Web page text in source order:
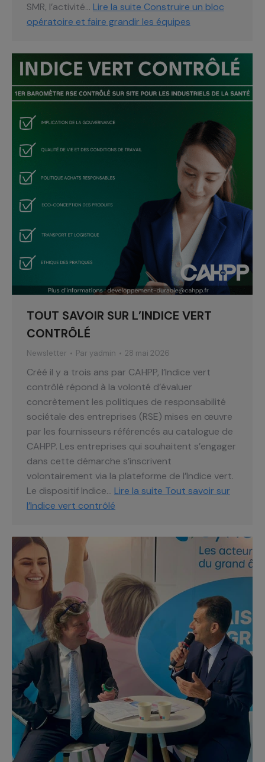
SMR, l’activité… Lire la suite Construire un bloc
opératoire et faire grandir les équipes
TOUT SAVOIR SUR L’INDICE VERT
CONTRÔLÉ
Newsletter Par yadmin 28 mai 2026
Créé il y a trois ans par CAHPP, l’Indice vert
contrôlé répond à la volonté d’évaluer
concrètement les politiques de responsabilité
sociétale des entreprises (RSE) mises en œuvre
par les fournisseurs référencés au catalogue de
CAHPP. Les entreprises qui souhaitent s’engager
dans cette démarche s’inscrivent
volontairement via la plateforme de l’Indice vert.
Le dispositif Indice… Lire la suite Tout savoir sur
l’Indice vert contrôlé